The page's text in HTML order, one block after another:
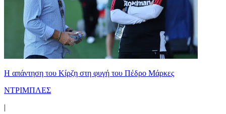
Η απάντηση του Κίρζη στη φυγή του Πέδρο Μάρκες
ΝΤΡΙΜΠΛΕΣ
|